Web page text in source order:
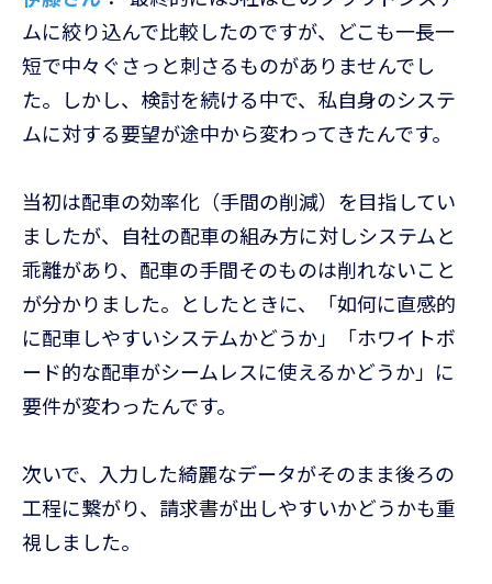
ムに絞り込んで比較したのですが、どこも一長一
短で中々ぐさっと刺さるものがありませんでし
た。しかし、検討を続ける中で、私自身のシステ
ムに対する要望が途中から変わってきたんです。
当初は配車の効率化（手間の削減）を目指してい
ましたが、自社の配車の組み方に対しシステムと
乖離があり、配車の手間そのものは削れないこと
が分かりました。としたときに、「如何に直感的
に配車しやすいシステムかどうか」「ホワイトボ
ード的な配車がシームレスに使えるかどうか」に
要件が変わったんです。
次いで、入力した綺麗なデータがそのまま後ろの
工程に繋がり、請求書が出しやすいかどうかも重
視しました。